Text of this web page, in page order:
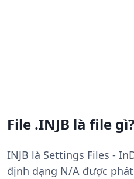
File .INJB là file gì?
INJB là Settings Files -
định dạng N/A được